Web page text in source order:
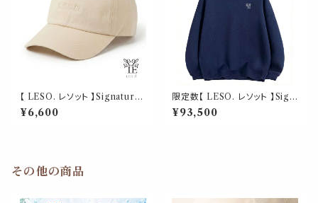
【 LESO. レソット 】Signature
Minimalist Cap - Beige ユニ
セックス / アジャスタブル
¥6,600
限定数【 LESO. レソット 】Sign
ature Crewneck（ シグネチャ
ー クルーネック）ユニセックス
¥93,500
その他の商品